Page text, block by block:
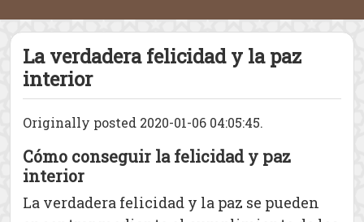
La verdadera felicidad y la paz
interior
Originally posted 2020-01-06 04:05:45.
Cómo conseguir la felicidad y paz
interior
La verdadera felicidad y la paz se pueden